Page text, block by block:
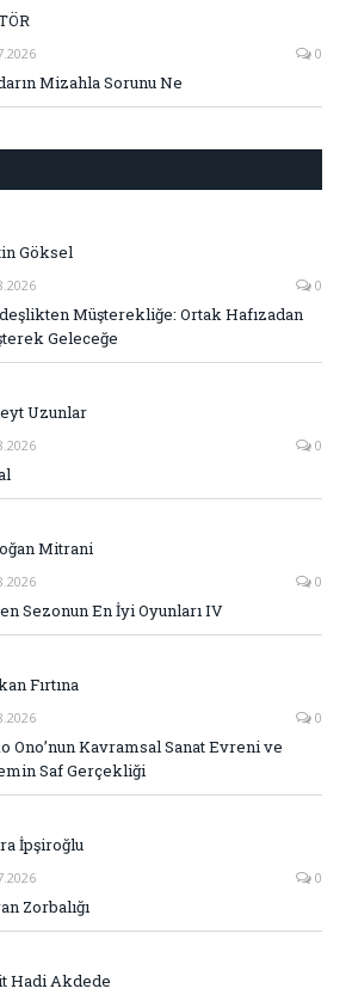
0
Mizahla Sorunu Ne
Göksel
0
Müşterekliğe: Ortak Hafızadan
Geleceğe
Uzunlar
0
Mitrani
0
Sezonun En İyi Oyunları IV
Fırtına
0
Ono’nun Kavramsal Sanat Evreni ve
Saf Gerçekliği
İpşiroğlu
0
Zorbalığı
Hadi Akdede